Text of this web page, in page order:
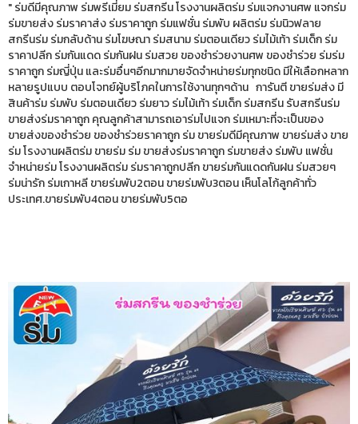
" ร่มดีมีคุณภาพ ร่มพรีเมี่ยม ร่มสกรีน โรงงานผลิตร่ม ร่มแจกงานศพ แจกร่ม
ร่มขายส่ง ร่มราคาส่ง ร่มราคาถูก ร่มแฟชั่น ร่มพับ ผลิตร่ม ร่มนิวฟลาย
สกรีนร่ม ร่มกลับด้าน ร่มโฆษณา ร่มสนาม ร่มตอนเดียว ร่มไม้เท้า ร่มเด็ก ร่ม
ราคาปลีก ร่มกันแดด ร่มกันฝน ร่มสวย ของชำร่วยงานศพ ของชำร่วย ร่มร่ม
ราคาถูก ร่มญี่ปุ่น และร่มอื่นๆอีกมากมายจัดจำหน่ายร่มทุกชนิด มีให้เลือกหลาก
หลายรูปแบบ ตอบโจทย์ผู้บริโภคในการใช้งานทุกๆด้าน การันตี ขายร่มส่ง มี
สินค้าร่ม ร่มพับ ร่มตอนเดียว ร่มยาว ร่มไม้เท้า ร่มเด็ก ร่มสกรีน รับสกรีนร่ม
ขายส่งร่มราคาถูก คุณลูกค้าสามารถเอาร่มไปแจก ร่มเหมาะที่จะเป็นของ
ขายส่งของชำร่วย ของชำร่วยราคาถูก ร่ม ขายร่มดีมีคุณภาพ ขายร่มส่ง ขาย
ร่ม โรงงานผลิตร่ม ขายร่ม ร่ม ขายส่งร่มราคาถูก ร่มขายส่ง ร่มพับ แฟชั่น
จำหน่ายร่ม โรงงานผลิตร่ม ร่มราคาถูกปลีก ขายร่มกันแดดกันฝน ร่มสวยๆ
ร่มน่ารัก ร่มเกาหลี ขายร่มพับ2ตอน ขายร่มพับ3ตอน เห็นโลโก้ลูกค้าทั่ว
ประเทศ.ขายร่มพับ4ตอน ขายร่มพับ5ตอ